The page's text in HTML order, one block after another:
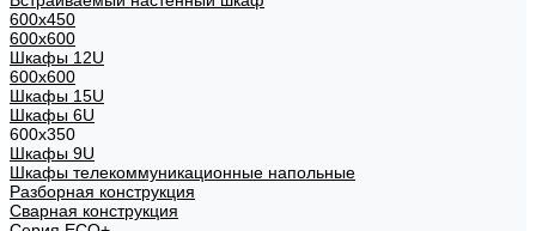
600x450
600x600
Шкафы 12U
600x600
Шкафы 15U
Шкафы 6U
600x350
Шкафы 9U
Шкафы телекоммуникационные напольные
Разборная конструкция
Сварная конструкция